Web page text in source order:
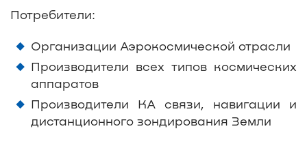
Потребители:
Организации Аэрокосмической отрасли
Производители всех типов космических
аппаратов
Производители КА связи, навигации и
дистанционного зондирования Земли